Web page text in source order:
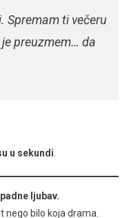
Spremam ti večeru
preuzmem… da
u sekundi
ljubav.
nego bilo koja drama.